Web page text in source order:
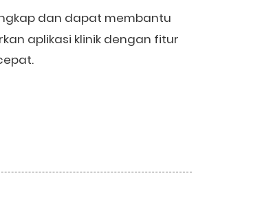
dan dapat membantu
aplikasi klinik dengan fitur